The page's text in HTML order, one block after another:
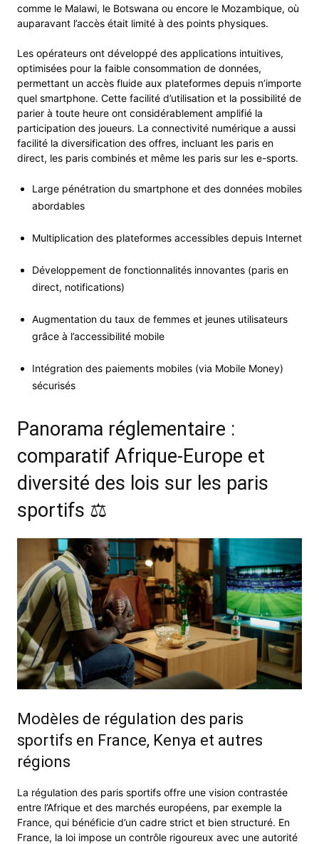
comme le Malawi, le Botswana ou encore le Mozambique, où
auparavant l’accès était limité à des points physiques.
Les opérateurs ont développé des applications intuitives,
optimisées pour la faible consommation de données,
permettant un accès fluide aux plateformes depuis n’importe
quel smartphone. Cette facilité d’utilisation et la possibilité de
parier à toute heure ont considérablement amplifié la
participation des joueurs. La connectivité numérique a aussi
facilité la diversification des offres, incluant les paris en
direct, les paris combinés et même les paris sur les e-sports.
Large pénétration du smartphone et des données mobiles
abordables
Multiplication des plateformes accessibles depuis Internet
Développement de fonctionnalités innovantes (paris en
direct, notifications)
Augmentation du taux de femmes et jeunes utilisateurs
grâce à l’accessibilité mobile
Intégration des paiements mobiles (via Mobile Money)
sécurisés
Panorama réglementaire :
comparatif Afrique-Europe et
diversité des lois sur les paris
sportifs ⚖
Modèles de régulation des paris
sportifs en France, Kenya et autres
régions
La régulation des paris sportifs offre une vision contrastée
entre l’Afrique et des marchés européens, par exemple la
France, qui bénéficie d’un cadre strict et bien structuré. En
France, la loi impose un contrôle rigoureux avec une autorité